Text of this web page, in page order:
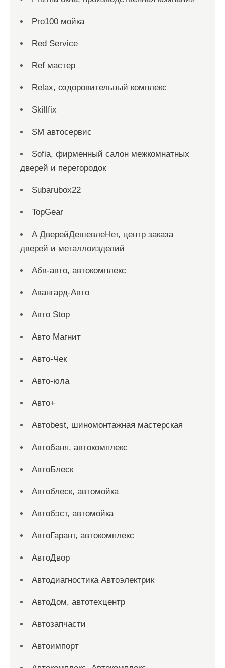
Pro100 мойка
Red Service
Ref мастер
Relax, оздоровительный комплекс
Skillfix
SM автосервис
Sofia, фирменный салон межкомнатных
дверей и перегородок
Subarubox22
TopGear
А ДверейДешевлеНет, центр заказа
дверей и металлоизделий
Абв-авто, автокомплекс
Авангард-Авто
Авто Stop
Авто Магнит
Авто-Чек
Авто-юла
Авто+
Автоbest, шиномонтажная мастерская
Автобаня, автокомплекс
АвтоБлеск
Автоблеск, автомойка
Автобэст, автомойка
АвтоГарант, автокомплекс
АвтоДвор
Автодиагностика Автоэлектрик
АвтоДом, автотехцентр
Автозапчасти
Автоимпорт